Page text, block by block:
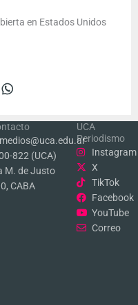
en Estados Unidos
822 (UCA)
M. de Justo
CABA
UCA
Periodismo
Instagram
X
TikTok
Facebook
YouTube
Correo